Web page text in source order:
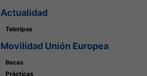
Actualidad
Teletipos
Movilidad Unión Europea
Becas
Prácticas